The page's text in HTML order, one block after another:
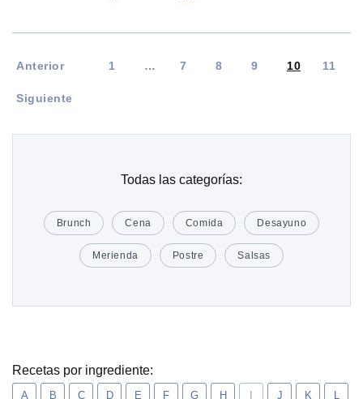
Anterior 1 … 7 8 9 10 11
Siguiente
Todas las categorías:
Brunch Cena Comida Desayuno
Merienda Postre Salsas
Recetas por ingrediente:
A B C D E F G H I J K L